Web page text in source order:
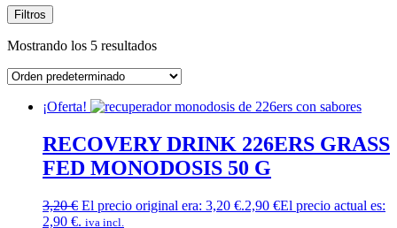
Filtros
Mostrando los 5 resultados
¡Oferta!
RECOVERY DRINK 226ERS GRASS
FED MONODOSIS 50 G
3,20€ El precio original era: 3,20 €.2,90 €El precio actual es:
2,90 €. iva incl.